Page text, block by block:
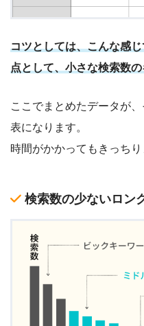
コツとしては、こんな感
点として、小さな検索数
ここでまとめたデータが
表になります。
時間がかかってもきっちり
検索数の少ないロン